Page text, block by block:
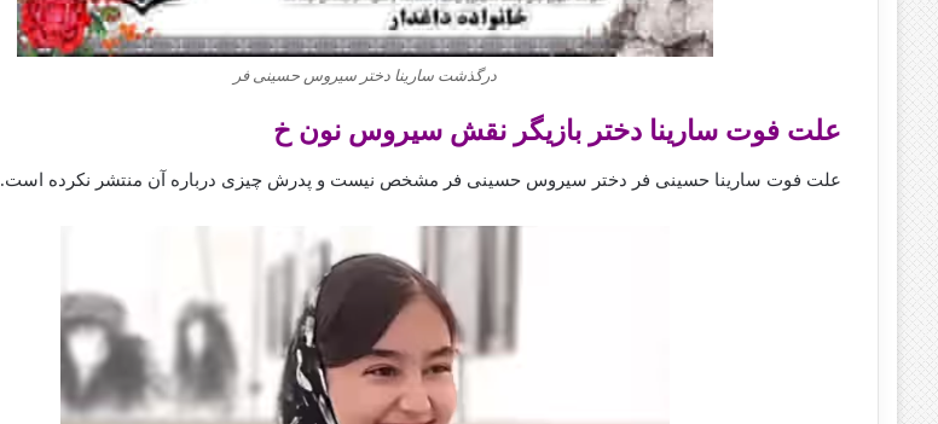
درگذشت سارینا دختر سیروس حسینی فر
علت فوت سارینا دختر بازیگر نقش سیروس نون خ
علت فوت سارینا حسینی فر دختر سیروس حسینی فر مشخص نیست و پدرش چیزی درباره آن منتشر نکرده است.